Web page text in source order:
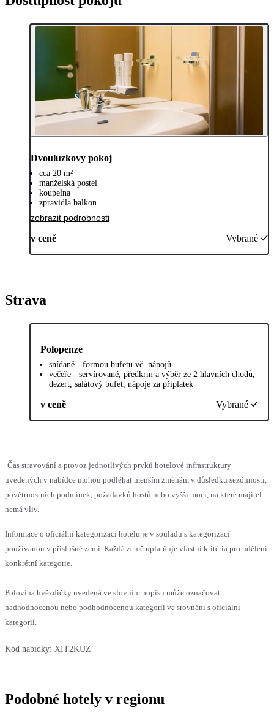
Dvouluzkovy pokoj
cca 20 m²
manželská postel
koupelna
zpravidla balkon
zobrazit podrobnosti
v ceně Vybrané
Strava
Polopenze
snídaně - formou bufetu vč. nápojů
večeře - servírované, předkrm a výběr ze 2 hlavních chodů,
dezert, salátový bufet, nápoje za příplatek
v ceně Vybrané
Čas stravování a provoz jednotlivých prvků hotelové infrastruktury
uvedených v nabídce mohou podléhat menším změnám v důsledku sezónnosti,
povětrnostních podmínek, požadavků hostů nebo vyšší moci, na které majitel
nemá vliv.
Informace o oficiální kategorizaci hotelu je v souladu s kategorizací
používanou v příslušné zemi. Každá země uplatňuje vlastní kritéria pro udělení
konkrétní kategorie.
Polovina hvězdičky uvedená ve slovním popisu může označovat
nadhodnocenou nebo podhodnocenou kategorii ve srovnání s oficiální
kategorií.
Kód nabídky: XIT2KUZ
Podobné hotely v regionu